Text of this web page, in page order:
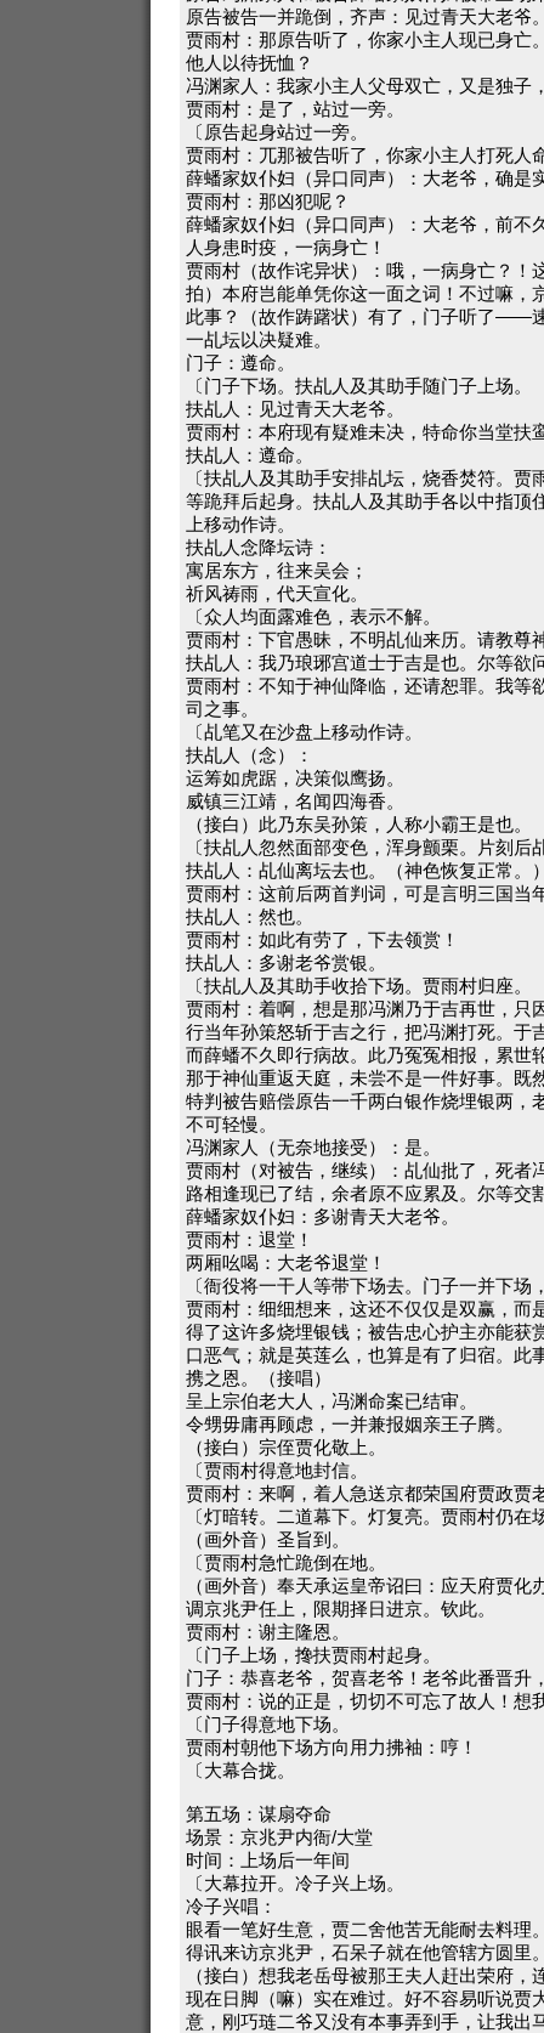
原告被告一并跪倒，齐声：见过青天大老爷
贾雨村：那原告听了，你家小主人现已身亡
他人以待抚恤？
冯渊家人：我家小主人父母双亡，又是独子
贾雨村：是了，站过一旁。
〔原告起身站过一旁。
贾雨村：兀那被告听了，你家小主人打死人
薛蟠家奴仆妇（异口同声）：大老爷，确是
贾雨村：那凶犯呢？
薛蟠家奴仆妇（异口同声）：大老爷，前不
人身患时疫，一病身亡！
贾雨村（故作诧异状）：哦，一病身亡？！
拍）本府岂能单凭你这一面之词！不过嘛，
此事？（故作踌躇状）有了，门子听了——
一乩坛以决疑难。
门子：遵命。
〔门子下场。扶乩人及其助手随门子上场。
扶乩人：见过青天大老爷。
贾雨村：本府现有疑难未决，特命你当堂扶
扶乩人：遵命。
〔扶乩人及其助手安排乩坛，烧香焚符。
等跪拜后起身。扶乩人及其助手各以中指顶
上移动作诗。
扶乩人念降坛诗：
寓居东方，往来吴会；
祈风祷雨，代天宣化。
〔众人均面露难色，表示不解。
贾雨村：下官愚昧，不明乩仙来历。请教尊
扶乩人：我乃琅琊宫道士于吉是也。尔等欲
贾雨村：不知于神仙降临，还请恕罪。我等
司之事。
〔乩笔又在沙盘上移动作诗。
扶乩人（念）：
运筹如虎踞，决策似鹰扬。
威镇三江靖，名闻四海香。
（接白）此乃东吴孙策，人称小霸王是也。
〔扶乩人忽然面部变色，浑身颤栗。片刻后
扶乩人：乩仙离坛去也。（神色恢复正常。
贾雨村：这前后两首判词，可是言明三国当
扶乩人：然也。
贾雨村：如此有劳了，下去领赏！
扶乩人：多谢老爷赏银。
〔扶乩人及其助手收拾下场。贾雨村归座。
贾雨村：着啊，想是那冯渊乃于吉再世，只
行当年孙策怒斩于吉之行，把冯渊打死。于
而薛蟠不久即行病故。此乃冤冤相报，累世
那于神仙重返天庭，未尝不是一件好事。既
特判被告赔偿原告一千两白银作烧埋银两，
不可轻慢。
冯渊家人（无奈地接受）：是。
贾雨村（对被告，继续）：乩仙批了，死者
路相逢现已了结，余者原不应累及。尔等交
薛蟠家奴仆妇：多谢青天大老爷。
贾雨村：退堂！
两厢吆喝：大老爷退堂！
〔衙役将一干人等带下场去。门子一并下
贾雨村：细细想来，这还不仅仅是双赢，而
得了这许多烧埋银钱；被告忠心护主亦能获
口恶气；就是英莲么，也算是有了归宿。此
携之恩。（接唱）
呈上宗伯老大人，冯渊命案已结审。
令甥毋庸再顾虑，一并兼报姻亲王子腾。
（接白）宗侄贾化敬上。
〔贾雨村得意地封信。
贾雨村：来啊，着人急送京都荣国府贾政贾
〔灯暗转。二道幕下。灯复亮。贾雨村仍在
（画外音）圣旨到。
〔贾雨村急忙跪倒在地。
（画外音）奉天承运皇帝诏曰：应天府贾
调京兆尹任上，限期择日进京。钦此。
贾雨村：谢主隆恩。
〔门子上场，搀扶贾雨村起身。
门子：恭喜老爷，贺喜老爷！老爷此番晋升
贾雨村：说的正是，切切不可忘了故人！想
〔门子得意地下场。
贾雨村朝他下场方向用力拂袖：哼！
〔大幕合拢。
第五场：谋扇夺命
场景：京兆尹内衙/大堂
时间：上场后一年间
〔大幕拉开。冷子兴上场。
冷子兴唱：
眼看一笔好生意，贾二舍他苦无能耐去料理
得讯来访京兆尹，石呆子就在他管辖方圆里
（接白）想我老岳母被那王夫人赶出荣府
现在日脚（嘛）实在难过。好不容易听说贾
意，刚巧琏二爷又没有本事弄到手，让我出